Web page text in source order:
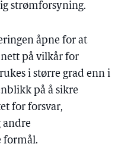
strømforsyning.
åpne for at
på vilkår for
i større grad enn i
på å sikre
for forsvar,
andre
formål.